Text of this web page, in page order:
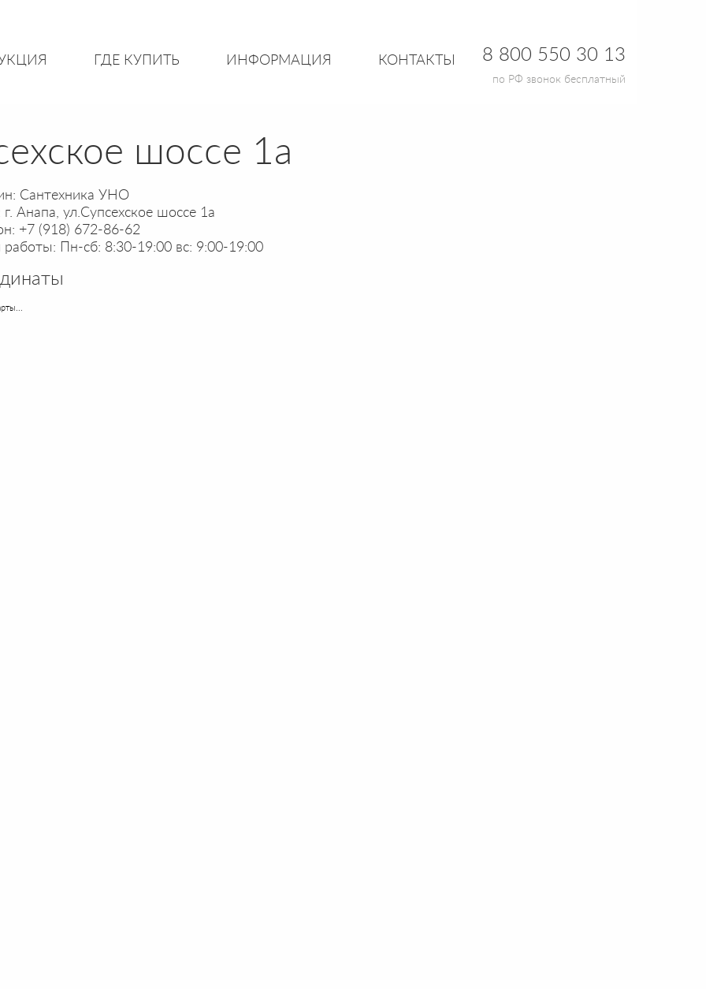
ГДЕ КУПИТЬ ИНФОРМАЦИЯ КОНТАКТЫ 8 800 550 30 13
по РФ звонок бесплатный
шоссе 1а
Сантехника УНО
Анапа, ул.Супсехское шоссе 1а
+7 (918) 672-86-62
Пн-сб: 8:30-19:00 вс: 9:00-19:00